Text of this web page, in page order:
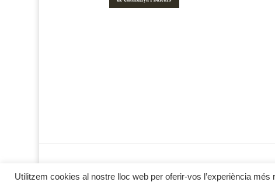
Utilitzem cookies al nostre lloc web per oferir-vos l’experiència